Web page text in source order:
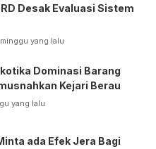
Desak Evaluasi Sistem
minggu yang lalu
Dominasi Barang
Kejari Berau
yang lalu
ada Efek Jera Bagi